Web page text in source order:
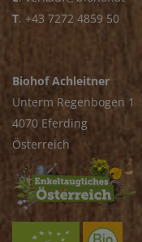
T. +43 7272 4859 50
Biohof Achleitner
Unterm Regenbogen 1
4070 Eferding
Österreich